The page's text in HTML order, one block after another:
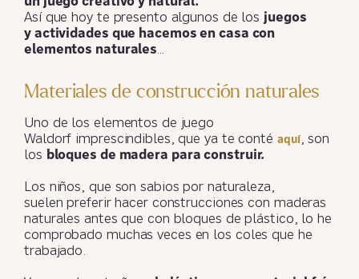
Así que hoy te presento algunos de los juegos
y actividades que hacemos en casa con
elementos naturales…
Materiales de construcción naturales
Uno de los elementos de juego
Waldorf imprescindibles, que ya te conté aquí, son
los bloques de madera para construir.
Los niños, que son sabios por naturaleza,
suelen preferir hacer construcciones con maderas
naturales antes que con bloques de plástico, lo he
comprobado muchas veces en los coles que he
trabajado.